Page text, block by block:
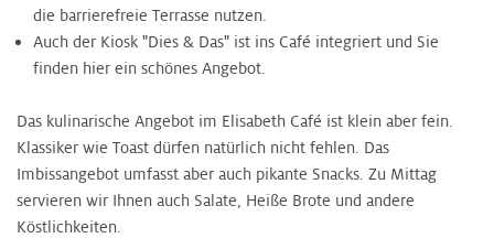
die barrierefreie Terrasse nutzen.
Auch der Kiosk "Dies & Das" ist ins Café integriert und Sie
finden hier ein schönes Angebot.
Das kulinarische Angebot im Elisabeth Café ist klein aber fein.
Klassiker wie Toast dürfen natürlich nicht fehlen. Das
Imbissangebot umfasst aber auch pikante Snacks. Zu Mittag
servieren wir Ihnen auch Salate, Heiße Brote und andere
Köstlichkeiten.